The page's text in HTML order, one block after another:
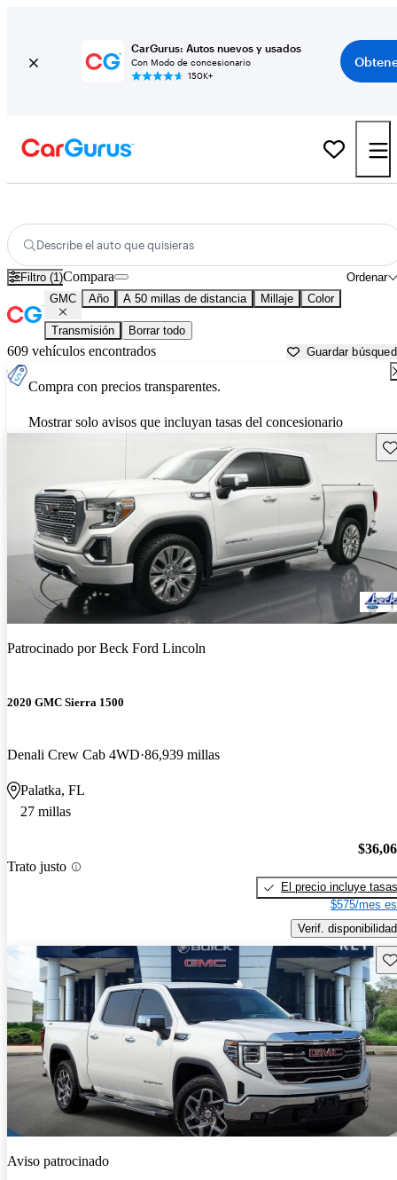
CarGurus: Autos nuevos y usados
Con Modo de concesionario
150K+
Describe el auto que quisieras
Filtro (1) Ordenar
Compara
GMC Año A 50 millas de distancia Millaje Color
Transmisión Borrar todo
609 vehículos encontrados Guardar
Compra con precios transparentes.
Mostrar solo avisos que incluyan tasas del concesionario
Patrocinado porBeck Ford Lincoln
2020 GMC Sierra 1500
Denali Crew Cab 4WD 86,939 millas
Palatka, FL
27 millas
Trato justo
El precio incluye tasas
$575/mes
Verif. disponibilidad
Aviso patrocinado